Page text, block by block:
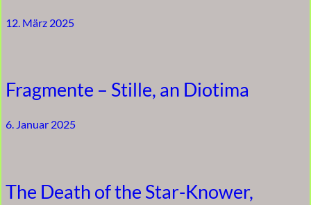
12. März 2025
Fragmente – Stille, an Diotima
6. Januar 2025
The Death of the Star-Knower,